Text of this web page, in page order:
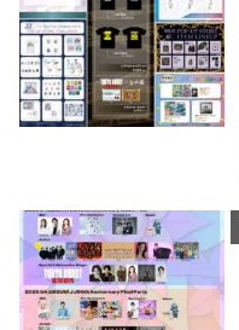
アーティストRainy。っ
自称“コスメオタク見習
ーチの中身、拝見しま